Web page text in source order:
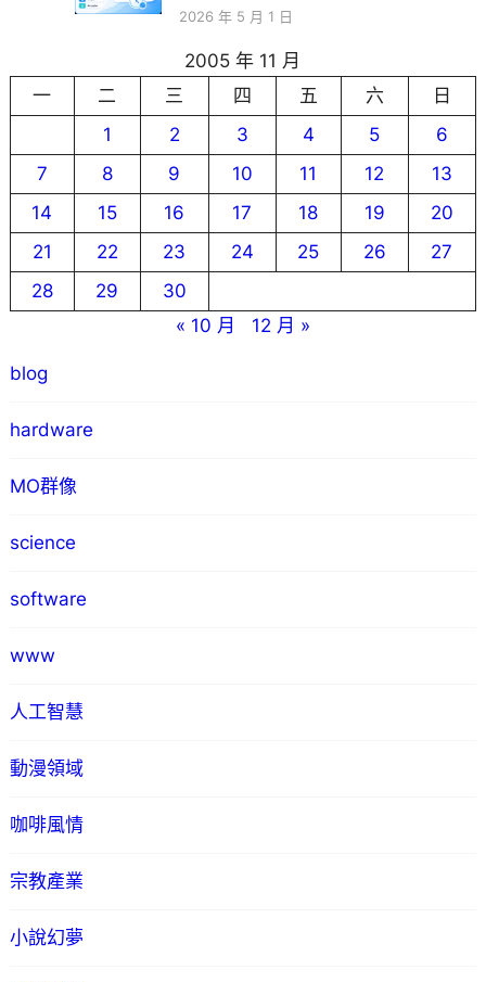
2026 年 5 月 1 日
2005 年 11 月
一
二 三 四 五 六
日
1
2 3 4 5
6
7
8 9 10 11 12
13
14
15 16 17 18 19
20
21
22 23 24 25 26
27
28
29
30
« 10 月
12 月 »
blog
hardware
MO群像
science
software
www
人工智慧
動漫領域
咖啡風情
宗教產業
小說幻夢